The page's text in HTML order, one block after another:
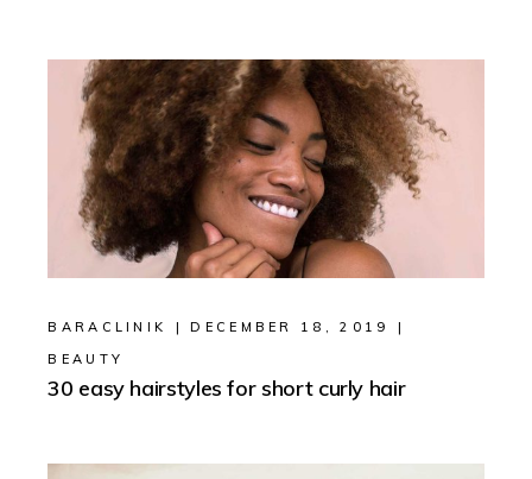
BARACLINIK
DECEMBER 18, 2019
BEAUTY
30 easy hairstyles for short curly hair